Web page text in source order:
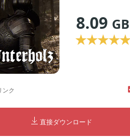
8.09 GB
★★★★★
ク
直接ダウンロード